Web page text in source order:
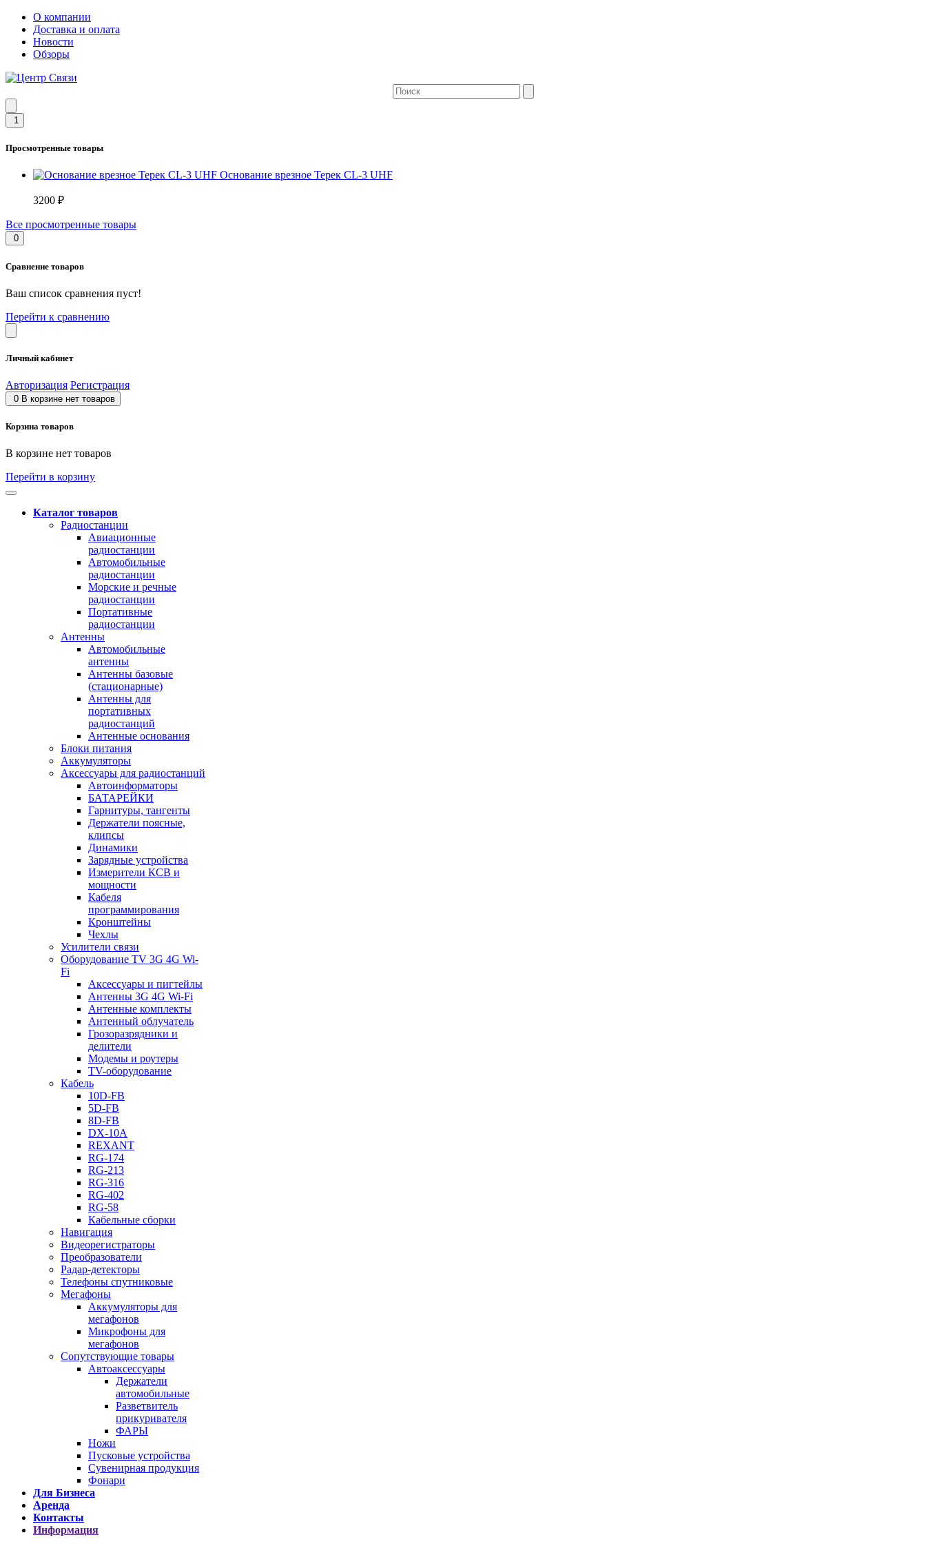
О компании
Доставка и оплата
Новости
Обзоры
1
Просмотренные товары
Основание врезное Терек CL-3 UHF
3200 ₽
Все просмотренные товары
0
Сравнение товаров
Ваш список сравнения пуст!
Перейти к сравнению
Личный кабинет
Авторизация Регистрация
0 В корзине нет товаров
Корзина товаров
В корзине нет товаров
Перейти в корзину
Каталог товаров
Радиостанции
Авиационные
радиостанции
Автомобильные
радиостанции
Морские и речные
радиостанции
Портативные
радиостанции
Антенны
Автомобильные
антенны
Антенны базовые
(стационарные)
Антенны для
портативных
радиостанций
Антенные основания
Блоки питания
Аккумуляторы
Аксессуары для радиостанций
Автоинформаторы
БАТАРЕЙКИ
Гарнитуры, тангенты
Держатели поясные,
клипсы
Динамики
Зарядные устройства
Измерители КСВ и
мощности
Кабеля
программирования
Кронштейны
Чехлы
Усилители связи
Оборудование TV 3G 4G Wi-
Fi
Аксессуары и пигтейлы
Антенны 3G 4G Wi-Fi
Антенные комплекты
Антенный облучатель
Грозоразрядники и
делители
Модемы и роутеры
TV-оборудование
Кабель
10D-FB
5D-FB
8D-FB
DX-10A
REXANT
RG-174
RG-213
RG-316
RG-402
RG-58
Кабельные сборки
Навигация
Видеорегистраторы
Преобразователи
Радар-детекторы
Телефоны спутниковые
Мегафоны
Аккумуляторы для
мегафонов
Микрофоны для
мегафонов
Сопутствующие товары
Автоаксессуары
Держатели
автомобильные
Разветвитель
прикуривателя
ФАРЫ
Ножи
Пусковые устройства
Сувенирная продукция
Фонари
Для Бизнеса
Аренда
Контакты
Информация